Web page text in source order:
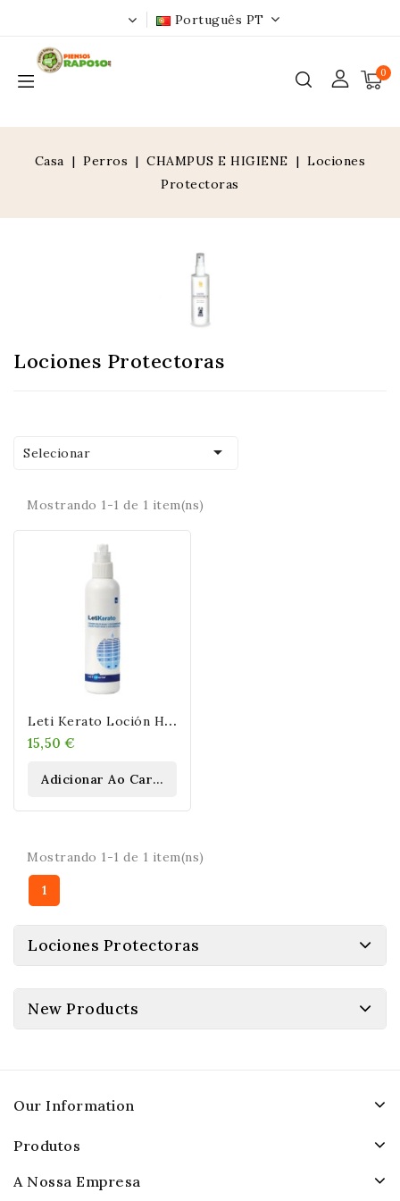
Português PT
0
Casa Perros CHAMPUS E HIGIENE
Lociones
Protectoras
Lociones Protectoras
Selecionar 
Mostrando 1-1 de 1 item(ns)
L
Eti Kerato Loción Hidratante
15,50 €
Adicionar Ao Carrinho
Mostrando 1-1 de 1 item(ns)
1
Lociones Protectoras
New Products
Our Information
Produtos
A Nossa Empresa